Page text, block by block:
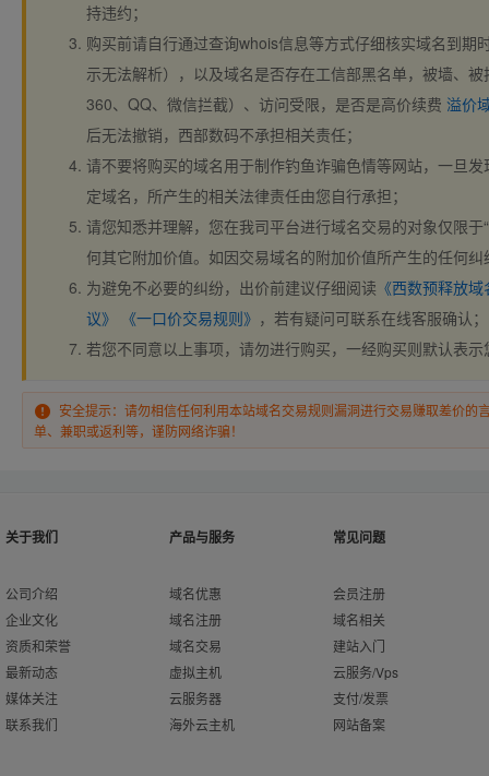
持违约；
购买前请自行通过查询whois信息等方式仔细核实域名到期
示无法解析），以及域名是否存在工信部黑名单，被墙、
360、QQ、微信拦截）、访问受限，是否是高价续费 溢价
后无法撤销，西部数码不承担相关责任；
请不要将购买的域名用于制作钓鱼诈骗色情等网站，一旦
定域名，所产生的相关法律责任由您自行承担；
请您知悉并理解，您在我司平台进行域名交易的对象仅限于
何其它附加价值。如因交易域名的附加价值所产生的任何
为避免不必要的纠纷，出价前建议仔细阅读 《西数预释放
议》
《一口价交易规则》 ，若有疑问可联系在线客服确认；
若您不同意以上事项，请勿进行购买，一经购买则默认表
安全提示：请勿相信任何利用本站域名交易规则漏洞进行交易赚取差价的
单、兼职或返利等，谨防网络诈骗！
关于我们
公司介绍
企业文化
资质和荣誉
最新动态
媒体关注
联系我们
产品与服务
域名优惠
域名注册
域名交易
虚拟主机
云服务器
海外云主机
常见问题
会员注册
域名相关
建站入门
云服务/Vps
支付/发票
网站备案